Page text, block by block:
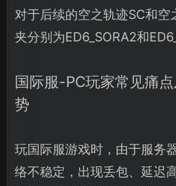
对于后续的空之轨迹SC和
夹分别为ED6_SORA2和
国际服-PC玩家常见痛点
势
玩国际服游戏时，由于服务
络不稳定，出现丢包、延迟